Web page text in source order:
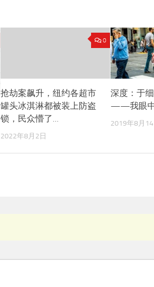
0
抢劫案飙升，纽约各超市
罐头冰淇淋都被装上防盗
锁，民众懵了...
2022年8月2日
深度：于
——我眼中
2019年8月14